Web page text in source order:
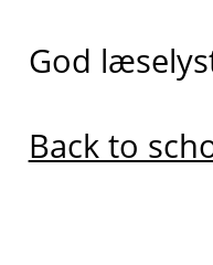
God
Back to